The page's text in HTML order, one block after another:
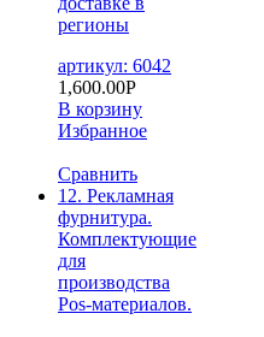
регионы
артикул: 6042
1,600.00Р
В корзину
Избранное
Сравнить
12. Рекламная
фурнитура.
Комплектующие
для
производства
Pos-материалов.